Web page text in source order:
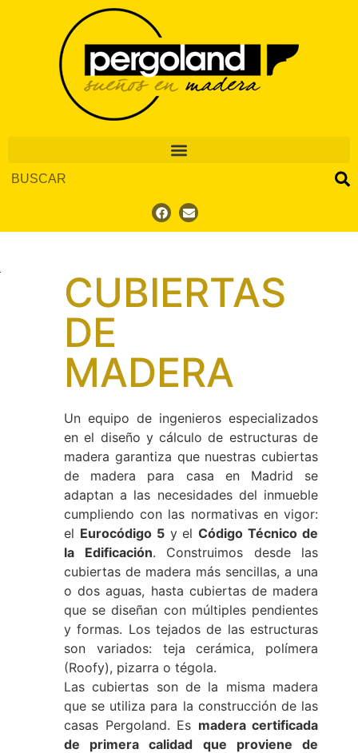
CUBIERTAS
DE
MADERA
Un equipo de ingenieros especializados
en el diseño y cálculo de estructuras de
madera garantiza que nuestras cubiertas
de madera para casa en Madrid se
adaptan a las necesidades del inmueble
cumpliendo con las normativas en vigor:
el Eurocódigo 5y elCódigo Técnico de
la Edificación. Construimos desde las
cubiertas de madera más sencillas, a una
o dos aguas, hasta cubiertas de madera
que se diseñan con múltiples pendientes
y formas. Los tejados de las estructuras
son variados: teja cerámica, polímera
(Roofy), pizarra o tégola.
Las cubiertas son de la misma madera
que se utiliza para la construcción de las
casas Pergoland. Es madera certificada
de primera calidad que proviene de